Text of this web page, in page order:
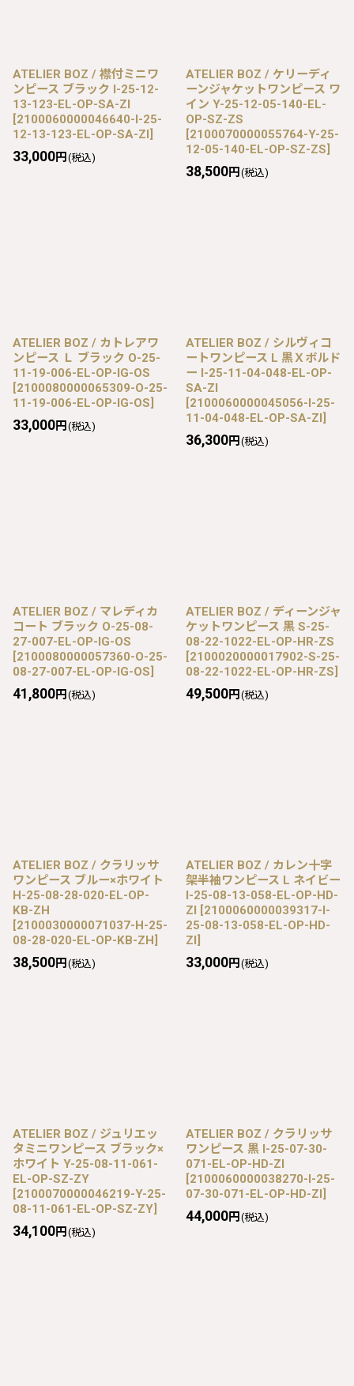
ATELIER BOZ / 襟付ミニワ
ンピース ブラック I-25-12-
13-123-EL-OP-SA-ZI
[2100060000046640-I-25-
12-13-123-EL-OP-SA-ZI]
33,000円 (税込)
ATELIER BOZ / ケリーディ
ーンジャケットワンピース ワ
イン Y-25-12-05-140-EL-
OP-SZ-ZS
[2100070000055764-Y-25-
12-05-140-EL-OP-SZ-ZS]
38,500円 (税込)
ATELIER BOZ / カトレアワ
ンピース Ｌ ブラック O-25-
11-19-006-EL-OP-IG-OS
[2100080000065309-O-25-
11-19-006-EL-OP-IG-OS]
33,000円 (税込)
ATELIER BOZ / シルヴィコ
ートワンピース L 黒Ｘボルド
ー I-25-11-04-048-EL-OP-
SA-ZI
[2100060000045056-I-25-
11-04-048-EL-OP-SA-ZI]
36,300円 (税込)
ATELIER BOZ / マレディカ
コート ブラック O-25-08-
27-007-EL-OP-IG-OS
[2100080000057360-O-25-
08-27-007-EL-OP-IG-OS]
41,800円 (税込)
ATELIER BOZ / ディーンジャ
ケットワンピース 黒 S-25-
08-22-1022-EL-OP-HR-ZS
[2100020000017902-S-25-
08-22-1022-EL-OP-HR-ZS]
49,500円 (税込)
ATELIER BOZ / クラリッサ
ワンピース ブルー×ホワイト
H-25-08-28-020-EL-OP-
KB-ZH
[2100030000071037-H-25-
08-28-020-EL-OP-KB-ZH]
38,500円 (税込)
ATELIER BOZ / カレン十字
架半袖ワンピース L ネイビー
I-25-08-13-058-EL-OP-HD-
ZI [2100060000039317-I-
25-08-13-058-EL-OP-HD-
ZI]
33,000円 (税込)
ATELIER BOZ / ジュリエッ
タミニワンピース ブラック×
ホワイト Y-25-08-11-061-
EL-OP-SZ-ZY
[2100070000046219-Y-25-
08-11-061-EL-OP-SZ-ZY]
34,100円 (税込)
ATELIER BOZ / クラリッサ
ワンピース 黒 I-25-07-30-
071-EL-OP-HD-ZI
[2100060000038270-I-25-
07-30-071-EL-OP-HD-ZI]
44,000円 (税込)